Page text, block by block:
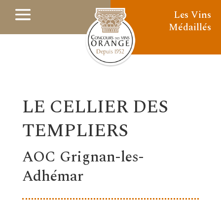
Les Vins
Médaillés
LE CELLIER DES
TEMPLIERS
AOC Grignan-les-
Adhémar